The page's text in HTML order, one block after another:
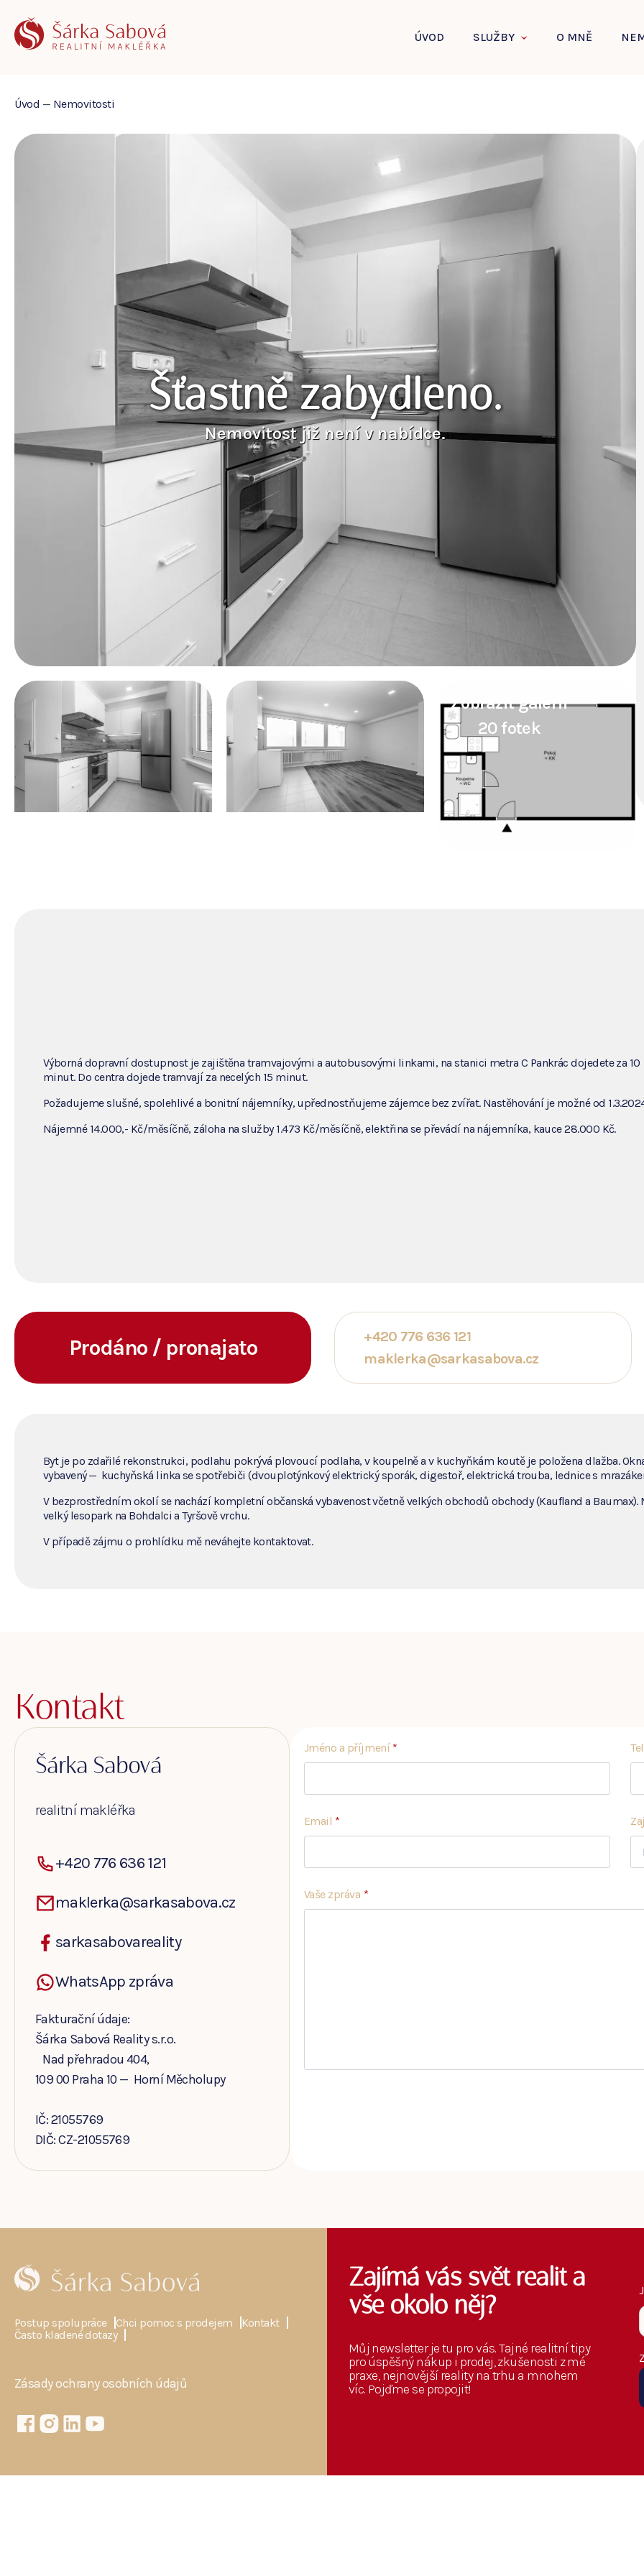
ÚVOD SLUŽBY O MNĚ
Úvod — Nemovitosti
Šťastně zabydleno.
Nemovitost již není v nabídce.
Zobrazit galerii
20 fotek
Výborná dopravní dostupnost je zajištěna tramvajovými a autobusovými linkami, na stanici metra C Pankrác dojedete za 10
minut. Do centra dojede tramvají za necelých 15 minut.
Požadujeme slušné, spolehlivé a bonitní nájemníky, upřednostňujeme zájemce bez zvířat. Nastěhování je možné od
Nájemné 14.000,- Kč/měsíčně, záloha na služby 1.473 Kč/měsíčně, elektřina se převádí na nájemníka, kauce 28.000 Kč.
Prodáno / pronajato
+420 776 636 121
maklerka@sarkasabova.cz
Byt je po zdařilé rekonstrukci, podlahu pokrývá plovoucí podlaha, v koupelně a v kuchyňkám koutě je položena dlažba.
vybavený — kuchyňská linka se spotřebiči (dvouplotýnkový elektrický sporák, digestoř, elektrická trouba, lednice s
V bezprostředním okolí se nachází kompletní občanská vybavenost včetně velkých obchodů obchody (Kaufland a
velký lesopark na Bohdalci a Tyršově vrchu.
V případě zájmu o prohlídku mě neváhejte kontaktovat.
Kontakt
Šárka Sabová
realitní makléřka
+420 776 636 121
maklerka@sarkasabova.cz
sarkasabovareality
WhatsApp zpráva
Fakturační údaje:
Šárka Sabová Reality s.r.o.
Nad přehradou 404,
109 00 Praha 10 — Horní Měcholupy
IČ: 21055769
DIČ: CZ-21055769
Jméno a příjmení *
Email *
Vaše zpráva *
Postup spolupráce Chci pomoc s prodejem
Kontakt
Často kladené dotazy
Zásady ochrany osobních údajů
Zajímá vás svět realit a
vše okolo něj?
Můj newsletter je tu pro vás. Tajné realitní tipy
pro úspěšný nákup i prodej, zkušenosti z mé
praxe, nejnovější reality na trhu a mnohem
víc. Pojďme se propojit!